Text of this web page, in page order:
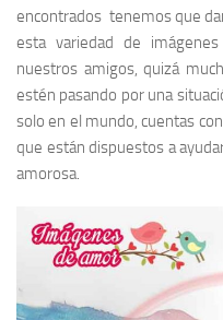
encontrados tenemos que
esta variedad de
nuestros amigos, quizá
estén pasando por una
solo en el mundo, cuentas
que están dispuestos a
amorosa.